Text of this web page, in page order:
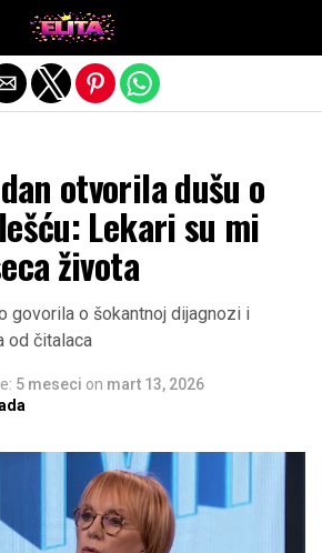
otvorila dušu o
Lekari su mi
života
govorila o šokantnoj dijagnozi i
od čitalaca
5 meseci on mart 13, 2026
Exit mobile version